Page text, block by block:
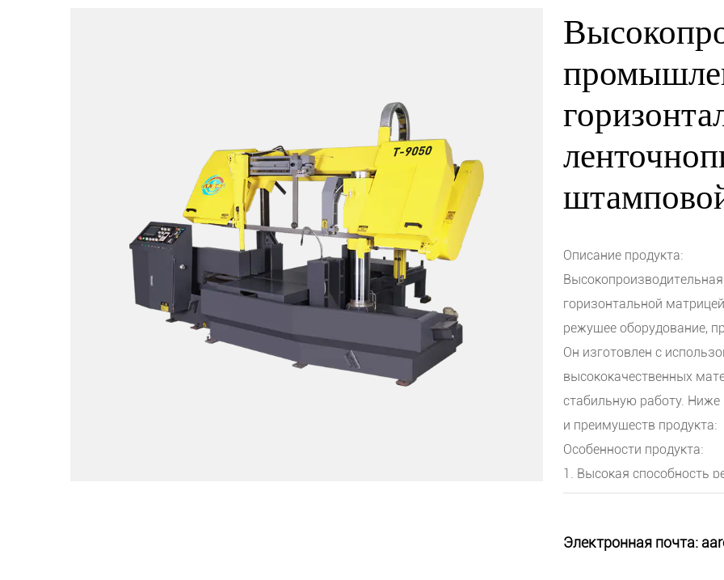
Описание продукта:
горизонтальной
режущее оборудование,
Он изготовлен с
высококачественных
стабильную работу. Ниже
и преимуществ продукта:
Особенности продукта:
1. Высокая способность
мощным двигателем и
то крупные заготовки
Электронная почта: